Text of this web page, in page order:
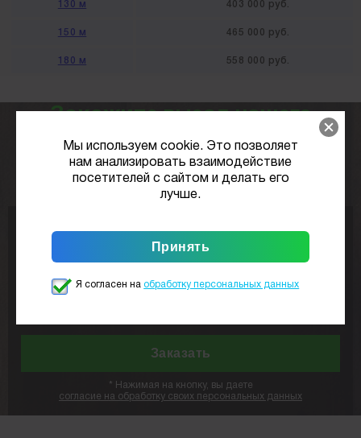
130 м 403 000 руб.
150 м 465 000 руб.
180 м 558 000 руб.
Закажите выезд нашего
специалистак вам на участок
совершеннобесплатно
* Нажимая на кнопку, вы даете
согласие на обработку своих персональных данных
Мы используем cookie. Это позволяет
нам анализировать взаимодействие
посетителей с сайтом и делать его
лучше.
Я согласен на обработку персональных данных